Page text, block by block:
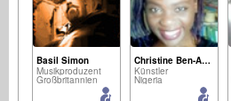
Basil Simon
Musikproduzent
Großbritannien
Christine Ben-Ameh
Künstler
Nigeria